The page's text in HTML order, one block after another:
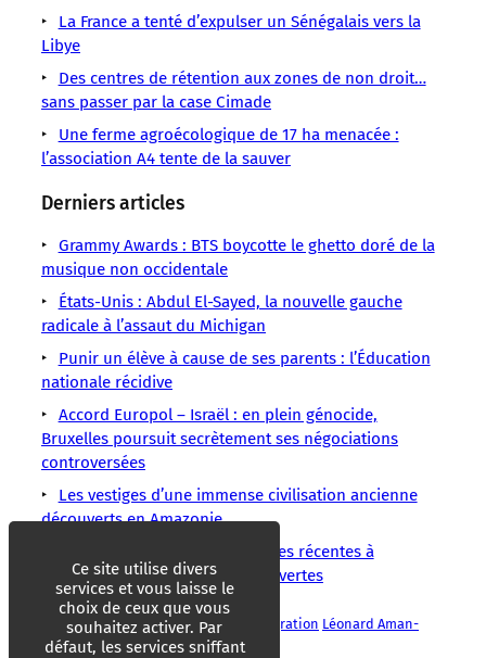
La France a tenté d’expulser un Sénégalais vers la
Libye
Des centres de rétention aux zones de non droit…
sans passer par la case Cimade
Une ferme agroécologique de 17 ha menacée :
l’association A4 tente de la sauver
Derniers articles
Grammy Awards : BTS boycotte le ghetto doré de la
musique non occidentale
États-Unis : Abdul El-Sayed, la nouvelle gauche
radicale à l’assaut du Michigan
Punir un élève à cause de ses parents : l’Éducation
nationale récidive
Accord Europol – Israël : en plein génocide,
Bruxelles poursuit secrètement ses négociations
controversées
Les vestiges d’une immense civilisation ancienne
découverts en Amazonie
Deux suicides et deux tentatives récentes à
Matignon, des enquêtes sont ouvertes
Brice Hortefeux Discrimination Immigration Léonard Aman-
Clair Nicolas Sarkozy
Ce site utilise divers
services et vous laisse le
choix de ceux que vous
souhaitez activer. Par
défaut, les services sniffant